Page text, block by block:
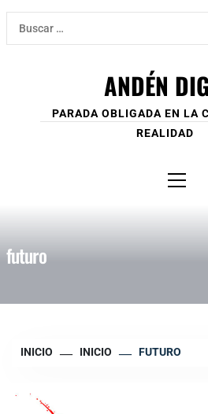
Ir
contenido
Buscar:
ANDÉN
PARADA OBLIGADA EN LA
REALIDAD
futuro
INICIO INICIO FUTURO